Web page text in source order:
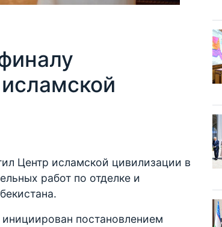
Центр исламской цивилизации в
работ по отделке и
постановлением